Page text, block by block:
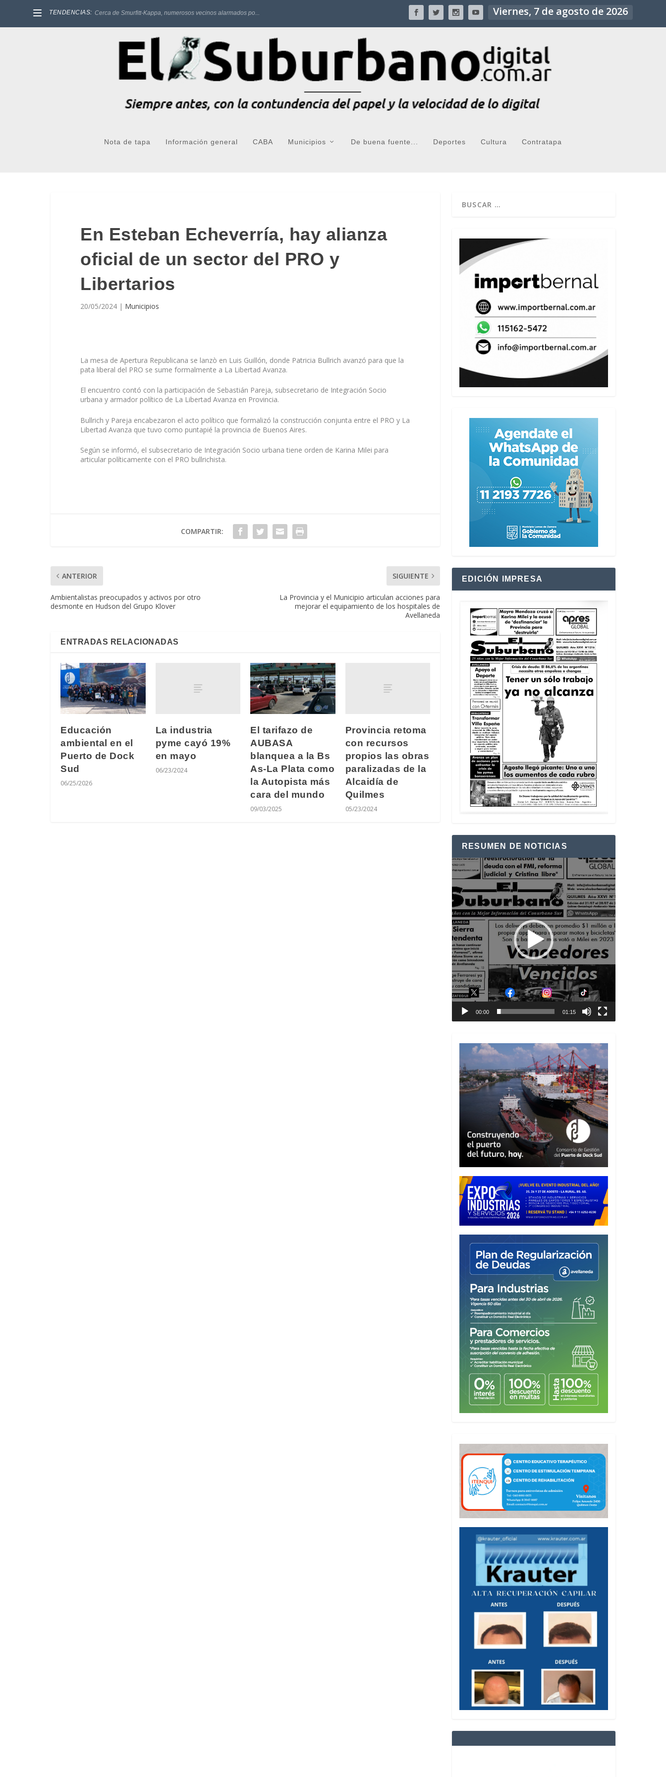
TENDENCIAS: Cerca de Smurfitt-Kappa, numerosos vecinos alarmados po... Viernes, 7 de agosto de 2026
Nota de tapa Información general CABA Municipios De buena fuente... Deportes Cultura Contratapa
En Esteban Echeverría, hay alianza
oficial de un sector del PRO y
Libertarios
20/05/2024 | Municipios
La mesa de Apertura Republicana se lanzò en Luis Guillón, donde Patricia Bullrich avanzó para que la
pata liberal del PRO se sume formalmente a La Libertad Avanza.
El encuentro contó con la participación de Sebastián Pareja, subsecretario de Integración Socio
urbana y armador político de La Libertad Avanza en Provincia.
Bullrich y Pareja encabezaron el acto político que formalizó la construcción conjunta entre el PRO y La
Libertad Avanza que tuvo como puntapié la provincia de Buenos Aires.
Según se informó, el subsecretario de Integración Socio urbana tiene orden de Karina Milei para
articular políticamente con el PRO bullrichista.
COMPARTIR:
ANTERIOR
Ambientalistas preocupados y activos por otro
desmonte en Hudson del Grupo Klover
SIGUIENTE
La Provincia y el Municipio articulan acciones para
mejorar el equipamiento de los hospitales de
Avellaneda
ENTRADAS RELACIONADAS
Educación
ambiental en el
Puerto de Dock
Sud
06/25/2026
La industria
pyme cayó 19%
en mayo
06/23/2024
El tarifazo de
AUBASA
blanquea a la Bs
As-La Plata como
la Autopista más
cara del mundo
09/03/2025
Provincia retoma
con recursos
propios las obras
paralizadas de la
Alcaidía de
Quilmes
05/23/2024
EDICIÓN IMPRESA
RESUMEN DE NOTICIAS
Reproductor
de
vídeo
00:00 01:15